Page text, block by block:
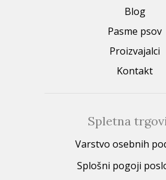
Blog
Pasme psov
Proizvajalci
Kontakt
Spletna
Varstvo osebnih
Splošni pogoji